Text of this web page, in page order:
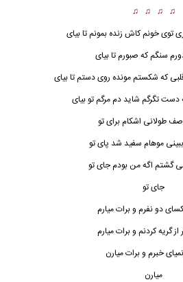
♫ ♫ ♫ ♫
توی خونم کاش زنده بمونم تا بیای
سنگم که صبورم تا بیای
که شکستم مونده روی دستم تا بیای
دست تگرگم شاید دم مرگم تو بیای
طولانی اشکام برای تو
موهام سفید شد پای تو
گشتم اگه من بودم جای تو
جای تو
دو نفرم و برات میارم
گریه کردنم و برات میارم
خبرم و برات میارن
میارن